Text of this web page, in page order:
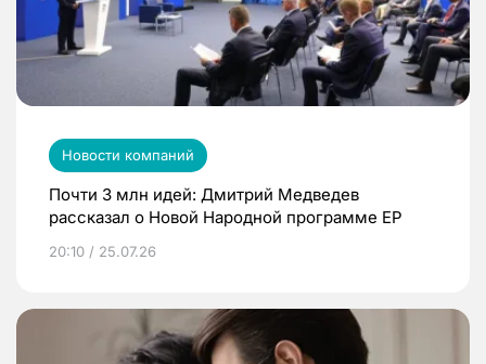
Новости компаний
Почти 3 млн идей: Дмитрий Медведев
рассказал о Новой Народной программе ЕР
20:10 / 25.07.26